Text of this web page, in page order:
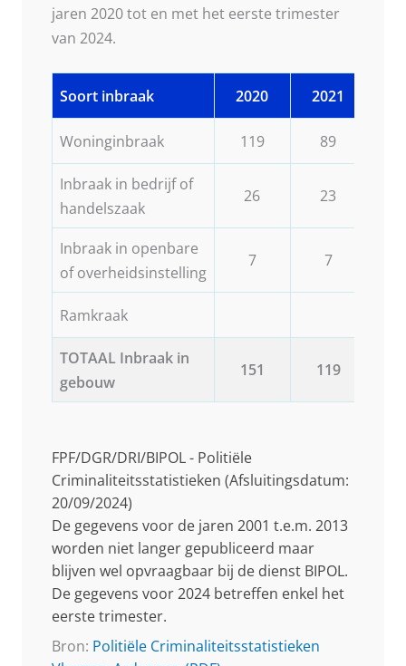
jaren 2020 tot en met het eerste trimester
van 2024.
Soort inbraak 2020 2021
Woninginbraak 119 89
Inbraak in bedrijf of
handelszaak
26 23
Inbraak in openbare
of overheidsinstelling
7 7
Ramkraak
TOTAAL Inbraak in
gebouw
151 119
FPF/DGR/DRI/BIPOL - Politiële
Criminaliteitsstatistieken (Afsluitingsdatum:
20/09/2024)
De gegevens voor de jaren 2001 t.e.m. 2013
worden niet langer gepubliceerd maar
blijven wel opvraagbaar bij de dienst BIPOL.
De gegevens voor 2024 betreffen enkel het
eerste trimester.
Bron: Politiële Criminaliteitsstatistieken